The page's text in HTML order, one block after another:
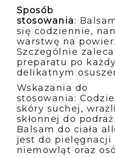
Sposób
stosowania:
się codziennie,
warstwę na
Szczególnie
preparatu po
delikatnym
Wskazania do
stosowania:
skóry suchej,
skłonnej do
Balsam do ciała
jest do pielęgnacji
niemowląt oraz